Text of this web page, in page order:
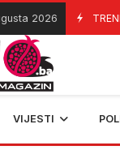
2026 08/08/
VIJESTI